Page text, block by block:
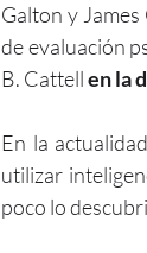
Galton y
de evaluación
B. Cattell en la
En la
utilizar
poco lo